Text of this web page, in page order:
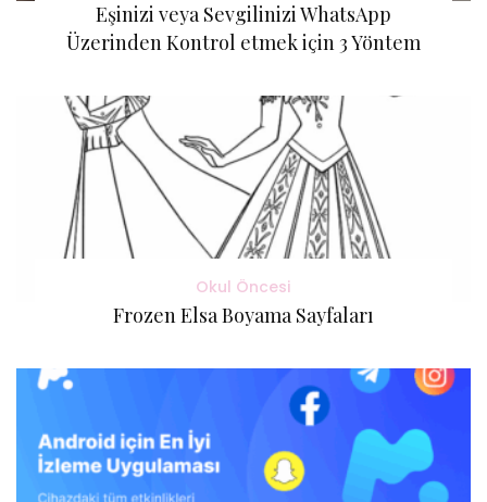
Eşinizi veya Sevgilinizi WhatsApp
Üzerinden Kontrol etmek için 3 Yöntem
Okul Öncesi
Frozen Elsa Boyama Sayfaları